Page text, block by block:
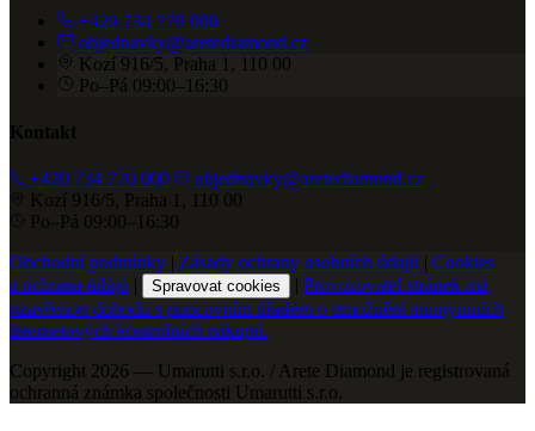
+420 734 770 000
objednavky@aretediamond.cz
Kozí 916/5, Praha 1, 110 00
Po–Pá 09:00–16:30
Kontakt
+420 734 770 000
objednavky@aretediamond.cz
Kozí 916/5, Praha 1, 110 00
Po–Pá 09:00–16:30
Obchodní podmínky | Zásady ochrany osobních údajů | Cookies
a ochrana údajů | Spravovat cookies | Provozovatel stránek má
uzavřenou dohodu s puncovním úřadem o umožnění anonymních
internetových kontrolních nákupů.
Copyright 2026 — Umarutti s.r.o. / Arete Diamond je registrovaná
ochranná známka společnosti Umarutti s.r.o.